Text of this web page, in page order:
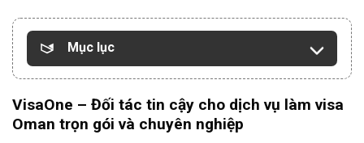
Mục lục
VisaOne – Đối tác tin cậy cho dịch vụ làm visa
Oman trọn gói và chuyên nghiệp